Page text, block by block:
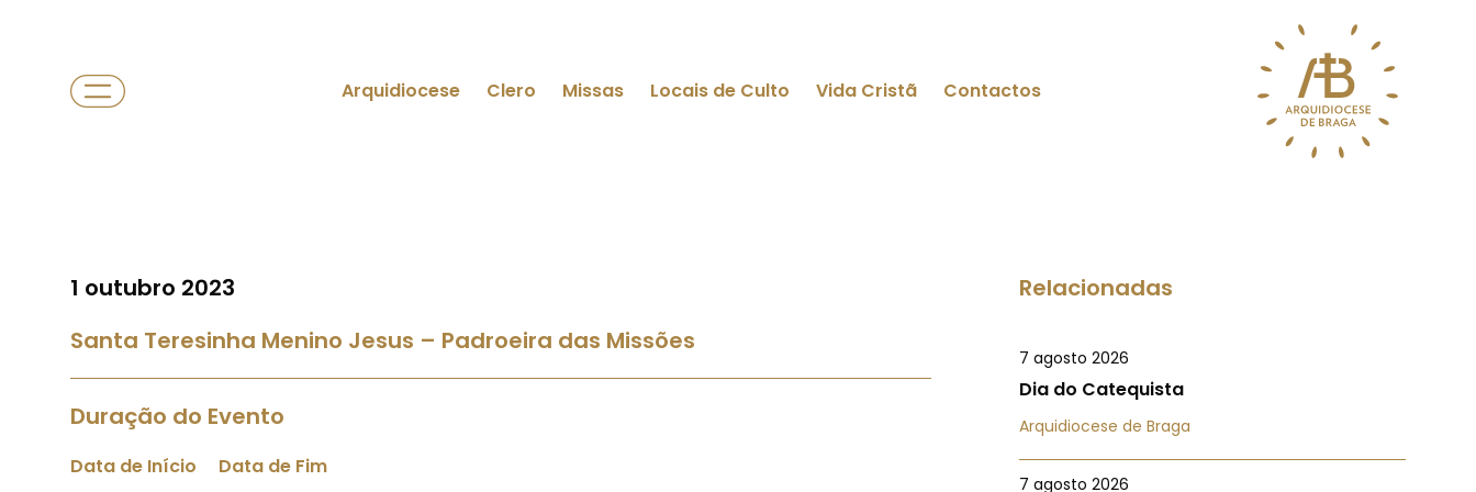
Arquidiocese Clero Missas Locais de Culto Vida Cristã Contactos
1 outubro 2023
Santa Teresinha Menino Jesus – Padroeira das Missões
Duração do Evento
Data de Início Data de Fim
Relacionadas
7 agosto 2026
Dia do Catequista
Arquidiocese de Braga
7 agosto 2026